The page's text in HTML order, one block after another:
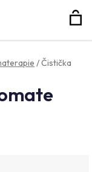
Hledat
/Čistička